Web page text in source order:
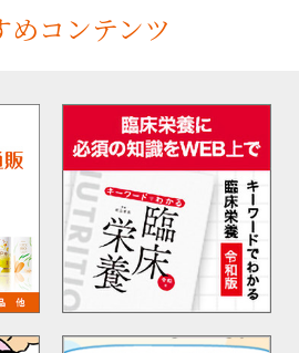
めコンテンツ